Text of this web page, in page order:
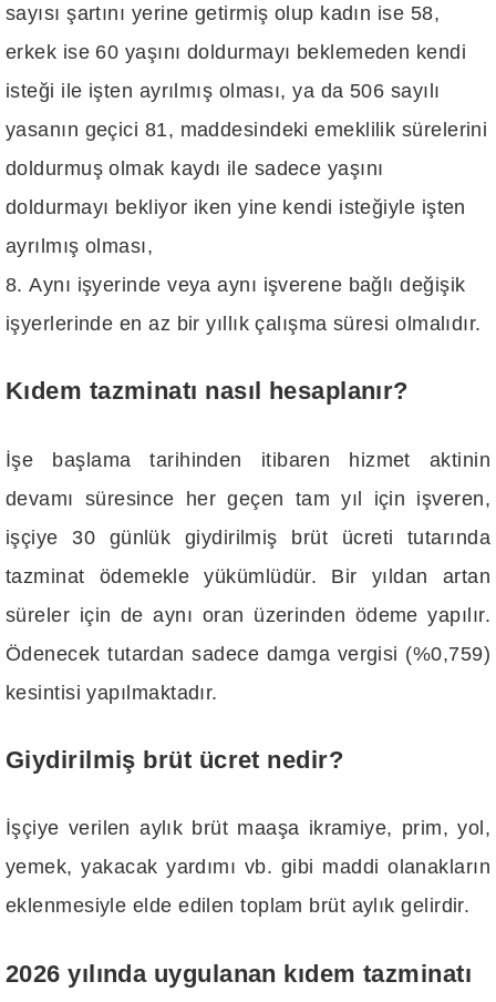
sayısı şartını yerine getirmiş olup kadın ise 58,
erkek ise 60 yaşını doldurmayı beklemeden kendi
isteği ile işten ayrılmış olması, ya da 506 sayılı
yasanın geçici 81, maddesindeki emeklilik sürelerini
doldurmuş olmak kaydı ile sadece yaşını
doldurmayı bekliyor iken yine kendi isteğiyle işten
ayrılmış olması,
Aynı işyerinde veya aynı işverene bağlı değişik
işyerlerinde en az bir yıllık çalışma süresi olmalıdır.
Kıdem tazminatı nasıl hesaplanır?
İşe başlama tarihinden itibaren hizmet aktinin
devamı süresince her geçen tam yıl için işveren,
işçiye 30 günlük giydirilmiş brüt ücreti tutarında
tazminat ödemekle yükümlüdür. Bir yıldan artan
süreler için de aynı oran üzerinden ödeme yapılır.
Ödenecek tutardan sadece damga vergisi (%0,759)
kesintisi yapılmaktadır.
Giydirilmiş brüt ücret nedir?
İşçiye verilen aylık brüt maaşa ikramiye, prim, yol,
yemek, yakacak yardımı vb. gibi maddi olanakların
eklenmesiyle elde edilen toplam brüt aylık gelirdir.
2026 yılında uygulanan kıdem tazminatı